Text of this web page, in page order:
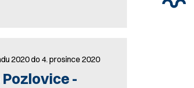
2020 do 4. prosince 2020
-